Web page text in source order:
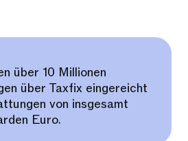
über 10 Millionen
über Taxfix eingereicht
von insgesamt
Euro.